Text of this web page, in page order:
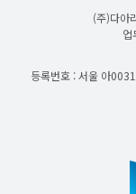
(주)다아
업
등록번호 : 서울 아